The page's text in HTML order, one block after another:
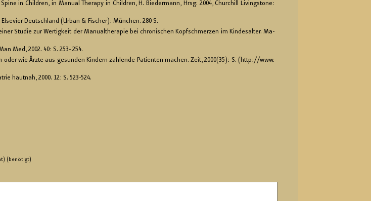
in Child­ren, in Ma­nu­al The­ra­py in Child­ren, H. Bie­der­mann, Hrsg. 2004, Chur­chill Li­vings­to­ne:
Deutsch­land (Urban & Fi­scher): Mün­chen. 280 S.
Stu­die zur Wer­tig­keit der Ma­nu­althe­ra­pie bei chro­ni­schen Kopf­schmer­zen im Kin­des­al­ter. Ma­
Med, 2002. 40: S. 253- 254.
oder wie Ärzte aus ge­sun­den Kin­dern zah­len­de Pa­ti­en­ten ma­chen. Zeit, 2000(35): S. (http://​www.​
haut­nah, 2000. 12: S. 523-524.
(benötigt)